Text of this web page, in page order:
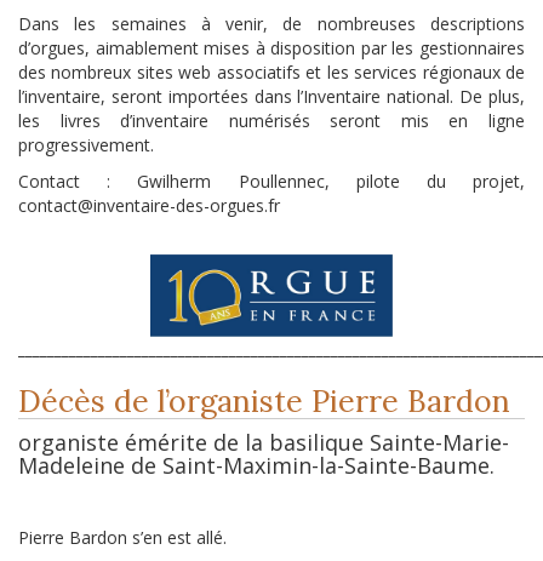
Dans les semaines à venir, de nombreuses descriptions
d’orgues, aimablement mises à disposition par les gestionnaires
des nombreux sites web associatifs et les services régionaux de
l’inventaire, seront importées dans l’Inventaire national. De plus,
les livres d’inventaire numérisés seront mis en ligne
progressivement.
Contact : Gwilherm Poullennec, pilote du projet,
contact@inventaire-des-orgues.fr
Décès de l’organiste Pierre Bardon
organiste émérite de la basilique Sainte-Marie-
Madeleine de Saint-Maximin-la-Sainte-Baume.
Pierre Bardon s’en est allé.